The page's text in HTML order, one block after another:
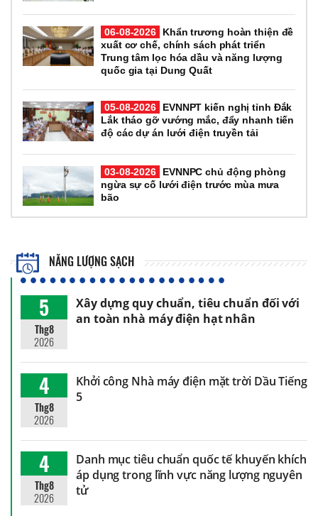
06-08-2026
Khẩn trương hoàn thiện đề
xuất cơ chế, chính sách phát triển
Trung tâm lọc hóa dầu và năng lượng
quốc gia tại Dung Quất
05-08-2026
EVNNPT kiến nghị tỉnh Đắk
Lắk tháo gỡ vướng mắc, đẩy nhanh tiến
độ các dự án lưới điện truyền tải
03-08-2026
EVNNPC chủ động phòng
ngừa sự cố lưới điện trước mùa mưa
bão
NĂNG LƯỢNG SẠCH
5
Thg8
2026
Xây dựng quy chuẩn, tiêu chuẩn đối với
an toàn nhà máy điện hạt nhân
4
Thg8
2026
Khởi công Nhà máy điện mặt trời Dầu Tiếng
5
4
Thg8
2026
Danh mục tiêu chuẩn quốc tế khuyến khích
áp dụng trong lĩnh vực năng lượng nguyên
tử